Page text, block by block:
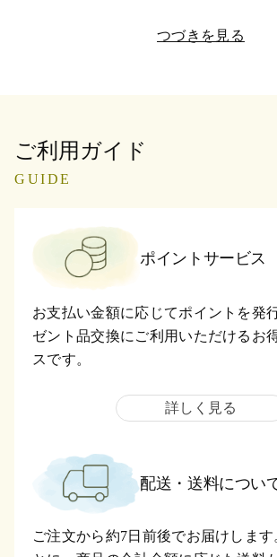
つづきを見る
ご利用ガイド
GUIDE
ポイントサービス
お支払い金額に応じてポイントを発
ゼント品交換にご利用いただけるお
スです。
詳しく見る
配送・送料につい
ご注文から約7日前後でお届けしま